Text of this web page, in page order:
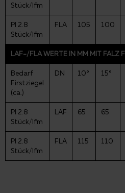
Stück/lfm
PI 2.8
Stück/lfm
FLA 105 100
LAF-/FLA WERTE IN MM MIT FALZ
Bedarf
Firstziegel
(ca.)
DN 10° 15°
PI 2.8
Stück/lfm
LAF 65 65
PI 2.8
Stück/lfm
FLA 115 110